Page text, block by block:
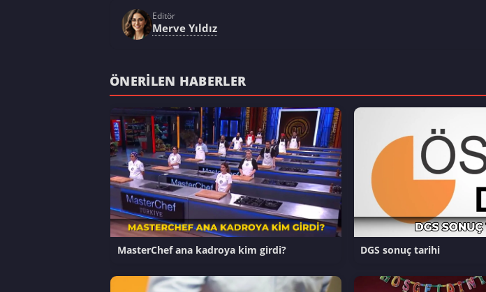
Editör
Merve Yıldız
ÖNERILEN HABERLER
MasterChef ana kadroya kim girdi? DGS sonuç tarihi